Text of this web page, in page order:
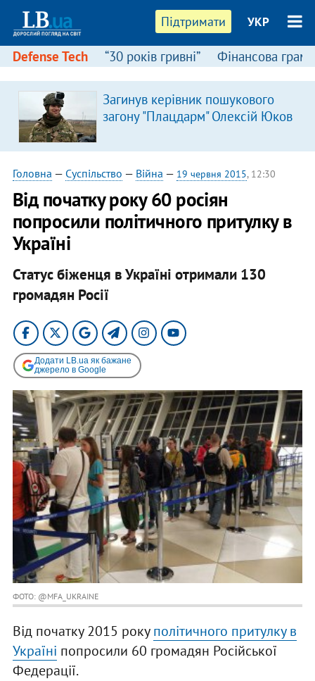
Підтримати УКР
Defense Tech “30 років гривні” Фінансова
Загинув керівник пошукового
загону "Плацдарм" Олексій Юков
Головна — Суспільство — Війна — 19 червня 2015, 12:30
Від початку року 60 росіян
попросили політичного притулку в
Україні
Статус біженця в Україні отримали 130
громадян Росії
Додати LB.ua як бажане
джерело в Google
ФОТО: ‏@MFA_UKRAINE
Від початку 2015 рокуполітичного притулку в
Україні попросили 60 громадян Російської
Федерації.